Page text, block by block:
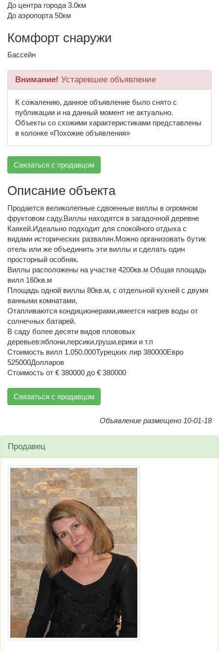
До центра города 3.0км
До аэропорта 50км
Комфорт снаружи
Бассейн
Внимание! Устаревшее объявление
К сожалению, данное объявление было снято с
публикации и на данный момент не актуально.
Объекты со схожими характеристиками представлены
в колонке «Похожие объявления»
Связаться с продавцом
Описание объекта
Продается великолепные сдвоенные виллы в огромном
фруктовом саду.Виллы находятся в загадочной деревне
Каякей.Идеально подходит для спокойного отдыха с
видами исторических развалин.Можно организовать бутик
отель или же объединить эти виллы и сделать один
просторный особняк.
Виллы расположены на участке 4200кв.м Общая площадь
вилл 160кв.м
Площадь одной виллы 80кв.м, с отдельной кухней с двумя
ванными комнатами,
Отапливаются кондиционерами,имеется нагрев воды от
солнечных батарей.
В саду более десяти видов плововых
деревьев:яблони,персики,груши,ерики и т.п
Стоимость вилл 1.050.000Турецких лир 380000Евро
525000Долларов
Стоимость от € 380000 до € 380000
Связаться с продавцом
Объявление размещено 10-01-18
Продавец